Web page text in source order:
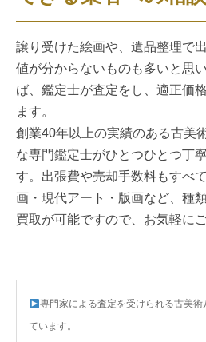
譲り受けた絵画や、遺品整理で
値が分からないものも多いと思
ば、鑑定士が査定をし、適正価
ます。
創業40年以上の実績のある古美
な専門鑑定士がひとつひとつ丁
す。出張費や売却手数料もすべ
画・現代アート・版画など、種
買取が可能ですので、お気軽に
専門家による査定を受けられる古美
ています。